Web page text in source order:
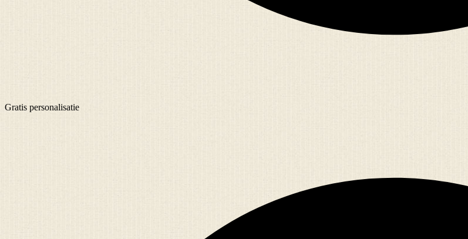
Gratis personalisatie